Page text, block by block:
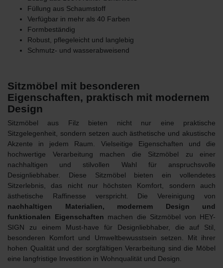
Füllung aus Schaumstoff
Verfügbar in mehr als 40 Farben
Formbeständig
Robust, pflegeleicht und langlebig
Schmutz- und wasserabweisend
Sitzmöbel mit besonderen
Eigenschaften, praktisch mit modernem
Design
Sitzmöbel aus Filz bieten nicht nur eine praktische
Sitzgelegenheit, sondern setzen auch ästhetische und akustische
Akzente in jedem Raum. Vielseitige Eigenschaften und die
hochwertige Verarbeitung machen die Sitzmöbel zu einer
nachhaltigen und stilvollen Wahl für anspruchsvolle
Designliebhaber. Diese Sitzmöbel bieten ein vollendetes
Sitzerlebnis, das nicht nur höchsten Komfort, sondern auch
ästhetische Raffinesse verspricht. Die Vereinigung von
nachhaltigen Materialien, modernem Design und
funktionalen Eigenschaften machen die Sitzmöbel von HEY-
SIGN zu einem Must-have für Designliebhaber, die auf Stil,
besonderen Komfort und Umweltbewusstsein setzen. Mit ihrer
hohen Qualität und der sorgfältigen Verarbeitung sind die Möbel
eine langfristige Investition in Wohnqualität und Design.